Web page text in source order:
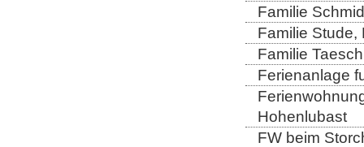
Familie
Familie Stude,
Familie
Ferienanlage
Hohenlubast
FW beim